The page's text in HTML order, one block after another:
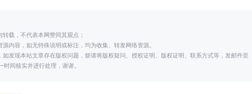
载，不代表本网赞同其观点；
内容，如无特殊说明或标注，均为收集、转发网络资源。
发现本站文章存在版权问题，烦请将版权疑问、授权证明、版权证明、联系方式等，发邮件至
间核实并进行处理，谢谢。